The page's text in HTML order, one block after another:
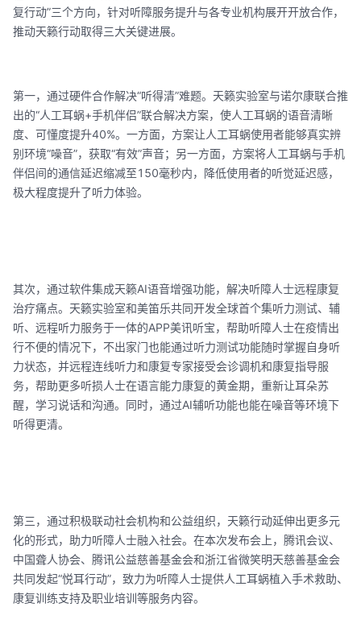
复行动”三个方向，针对听障服务提升与各专业机构展开开放合作，
推动天籁行动取得三大关键进展。
第一，通过硬件合作解决“听得清”难题。天籁实验室与诺尔康联合推
出的“人工耳蜗+手机伴侣”联合解决方案，使人工耳蜗的语音清晰
度、可懂度提升40%。一方面，方案让人工耳蜗使用者能够真实辨
别环境“噪音”，获取“有效”声音；另一方面，方案将人工耳蜗与手机
伴侣间的通信延迟缩减至150毫秒内，降低使用者的听觉延迟感，
极大程度提升了听力体验。
其次，通过软件集成天籁AI语音增强功能，解决听障人士远程康复
治疗痛点。天籁实验室和美笛乐共同开发全球首个集听力测试、辅
听、远程听力服务于一体的APP美讯听宝，帮助听障人士在疫情出
行不便的情况下，不出家门也能通过听力测试功能随时掌握自身听
力状态，并远程连线听力和康复专家接受会诊调机和康复指导服
务，帮助更多听损人士在语言能力康复的黄金期，重新让耳朵苏
醒，学习说话和沟通。同时，通过AI辅听功能也能在噪音等环境下
听得更清。
第三，通过积极联动社会机构和公益组织，天籁行动延伸出更多元
化的形式，助力听障人士融入社会。在本次发布会上，腾讯会议、
中国聋人协会、腾讯公益慈善基金会和浙江省微笑明天慈善基金会
共同发起“悦耳行动”，致力为听障人士提供人工耳蜗植入手术救助、
康复训练支持及职业培训等服务内容。